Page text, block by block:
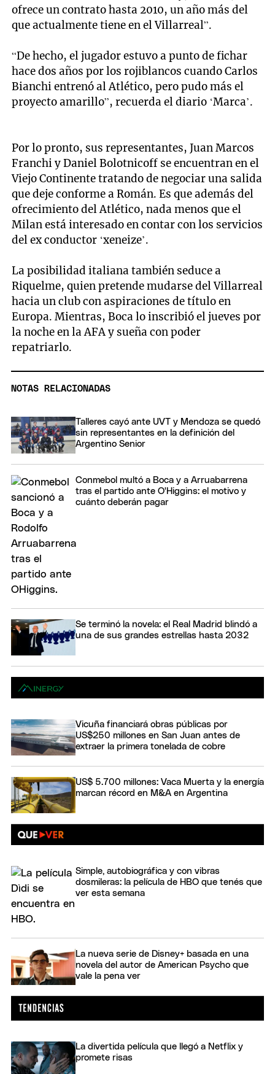
ofrece un contrato hasta 2010, un año más del
que actualmente tiene en el Villarreal”.
“De hecho, el jugador estuvo a punto de fichar
hace dos años por los rojiblancos cuando Carlos
Bianchi entrenó al Atlético, pero pudo más el
proyecto amarillo”, recuerda el diario ‘Marca’.
Por lo pronto, sus representantes, Juan Marcos
Franchi y Daniel Bolotnicoff se encuentran en el
Viejo Continente tratando de negociar una salida
que deje conforme a Román. Es que además del
ofrecimiento del Atlético, nada menos que el
Milan está interesado en contar con los servicios
del ex conductor ‘xeneize’.
La posibilidad italiana también seduce a
Riquelme, quien pretende mudarse del Villarreal
hacia un club con aspiraciones de título en
Europa. Mientras, Boca lo inscribió el jueves por
la noche en la AFA y sueña con poder
repatriarlo.
NOTAS RELACIONADAS
Talleres cayó ante UVT y Mendoza se quedó
sin representantes en la definición del
Argentino Senior
Conmebol multó a Boca y a Arruabarrena
tras el partido ante O'Higgins: el motivo y
cuánto deberán pagar
Se terminó la novela: el Real Madrid blindó a
una de sus grandes estrellas hasta 2032
Vicuña financiará obras públicas por
US$250 millones en San Juan antes de
extraer la primera tonelada de cobre
US$ 5.700 millones: Vaca Muerta y la energía
marcan récord en M&A en Argentina
Simple, autobiográfica y con vibras
dosmileras: la película de HBO que tenés que
ver esta semana
La nueva serie de Disney+ basada en una
novela del autor de American Psycho que
vale la pena ver
La divertida película que llegó a Netflix y
promete risas